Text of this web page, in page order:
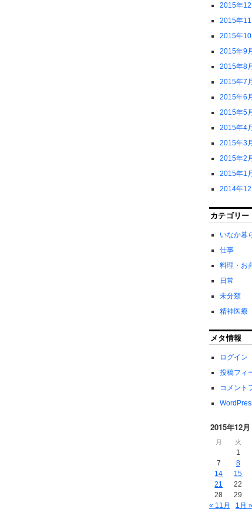
2015年12
2015年11
2015年10
2015年9月
2015年8月
2015年7月
2015年6月
2015年5月
2015年4月
2015年3月
2015年2月
2015年1月
2014年12
カテゴリー
いなか暮
仕事
料理・お
日常
未分類
精神医療
メタ情報
ログイン
投稿フィ
コメント
2015年12月
月 火
1
7
8
14
15
21
22
28
29
« 11月
1月 »